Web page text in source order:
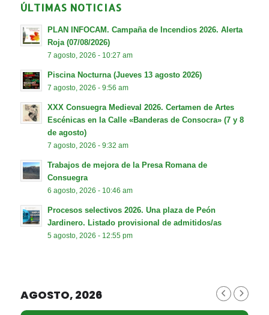
ÚLTIMAS NOTICIAS
PLAN INFOCAM. Campaña de Incendios 2026. Alerta
Roja (07/08/2026)
7 agosto, 2026 - 10:27 am
Piscina Nocturna (Jueves 13 agosto 2026)
7 agosto, 2026 - 9:56 am
XXX Consuegra Medieval 2026. Certamen de Artes
Escénicas en la Calle «Banderas de Consocra» (7 y 8
de agosto)
7 agosto, 2026 - 9:32 am
Trabajos de mejora de la Presa Romana de
Consuegra
6 agosto, 2026 - 10:46 am
Procesos selectivos 2026. Una plaza de Peón
Jardinero. Listado provisional de admitidos/as
5 agosto, 2026 - 12:55 pm
AGOSTO, 2026